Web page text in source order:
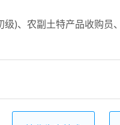
)、农副土特产品收购员